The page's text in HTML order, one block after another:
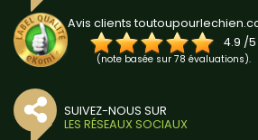
Avis clients
4.9 /5
(note basée sur 78 évaluations).
SUIVEZ-NOUS SUR
LES RÉSEAUX SOCIAUX